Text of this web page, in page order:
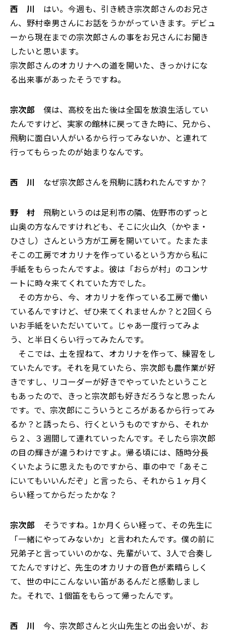
西 川 はい。今週も、引き続き宗次郎さんのお兄さ
ん、野村幸男さんにお話をうかがっていきます。デビュ
ーから現在までの宗次郎さんの事をお兄さんにお聞き
したいと思います。
宗次郎さんのオカリナへの道を開いた、きっかけにな
る出来事があったそうですね。
宗次郎 僕は、高校を出た後は全国を放浪生活してい
たんですけど、実家の館林に戻ってきた時に、兄から、
飛駒に面白い人がいるから行ってみないか、と連れて
行ってもらったのが始まりなんです。
西 川 なぜ宗次郎さんを飛駒に誘われたんですか？
野 村 飛駒というのは足利市の隣、佐野市のずっと
山奥の方なんですけれども、そこに火山久（かやま・
ひさし）さんという方が工房を開いていて。たまたま
そこの工房でオカリナを作っているという方から私に
手紙をもらったんですよ。彼は「おらが村」のコンサ
ートに時々来てくれていた方でした。
その方から、今、オカリナを作っている工房で働い
ているんですけど、ぜひ来てくれませんか？と2回くら
いお手紙をいただいていて。じゃあ一度行ってみよ
う、と半日くらい行ってみたんです。
そこでは、土を捏ねて、オカリナを作って、練習をし
ていたんです。それを見ていたら、宗次郎も農作業が好
きですし、リコーダーが好きでやっていたということ
もあったので、きっと宗次郎も好きだろうなと思ったん
です。で、宗次郎にこういうところがあるから行ってみ
るか？と誘ったら、行くというものですから、それか
ら２、３週間して連れていったんです。そしたら宗次郎
の目の輝きが違うわけですよ。帰る頃には、随時分長
くいたように思えたものですから、車の中で「あそこ
にいてもいいんだぞ」と言ったら、それから１ヶ月く
らい経ってからだったかな？
宗次郎 そうですね。1か月くらい経って、その先生に
「一緒にやってみないか」と言われたんです。僕の前に
兄弟子と言っていいのかな、先輩がいて、3人で合奏し
てたんですけど、先生のオカリナの音色が素晴らしく
て、世の中にこんないい笛があるんだと感動しまし
た。それで、1個笛をもらって帰ったんです。
西 川 今、宗次郎さんと火山先生との出会いが、お